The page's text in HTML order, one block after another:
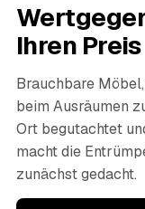
Ihren Preis
Brauchbare
beim Ausräumen
Ort begutachtet
macht die
zunächst gedacht.